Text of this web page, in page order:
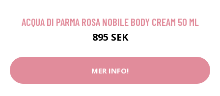
ACQUA DI PARMA ROSA NOBILE BODY CREAM 50 ML
895 SEK
MER INFO!